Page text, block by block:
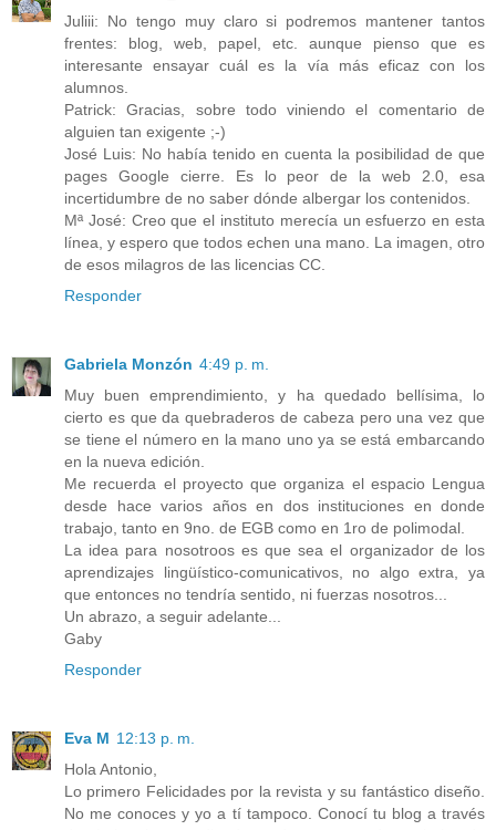
Juliii: No tengo muy claro si podremos mantener tantos
frentes: blog, web, papel, etc. aunque pienso que es
interesante ensayar cuál es la vía más eficaz con los
alumnos.
Patrick: Gracias, sobre todo viniendo el comentario de
alguien tan exigente ;-)
José Luis: No había tenido en cuenta la posibilidad de que
pages Google cierre. Es lo peor de la web 2.0, esa
incertidumbre de no saber dónde albergar los contenidos.
Mª José: Creo que el instituto merecía un esfuerzo en esta
línea, y espero que todos echen una mano. La imagen, otro
de esos milagros de las licencias CC.
Responder
Gabriela Monzón 4:49 p. m.
Muy buen emprendimiento, y ha quedado bellísima, lo
cierto es que da quebraderos de cabeza pero una vez que
se tiene el número en la mano uno ya se está embarcando
en la nueva edición.
Me recuerda el proyecto que organiza el espacio Lengua
desde hace varios años en dos instituciones en donde
trabajo, tanto en 9no. de EGB como en 1ro de polimodal.
La idea para nosotroos es que sea el organizador de los
aprendizajes lingüístico-comunicativos, no algo extra, ya
que entonces no tendría sentido, ni fuerzas nosotros...
Un abrazo, a seguir adelante...
Gaby
Responder
Eva M 12:13 p. m.
Hola Antonio,
Lo primero Felicidades por la revista y su fantástico diseño.
No me conoces y yo a tí tampoco. Conocí tu blog a través